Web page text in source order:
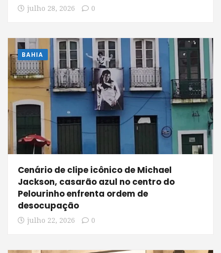
julho 28, 2026 0
BAHIA
Cenário de clipe icônico de Michael
Jackson, casarão azul no centro do
Pelourinho enfrenta ordem de
desocupação
julho 22, 2026 0